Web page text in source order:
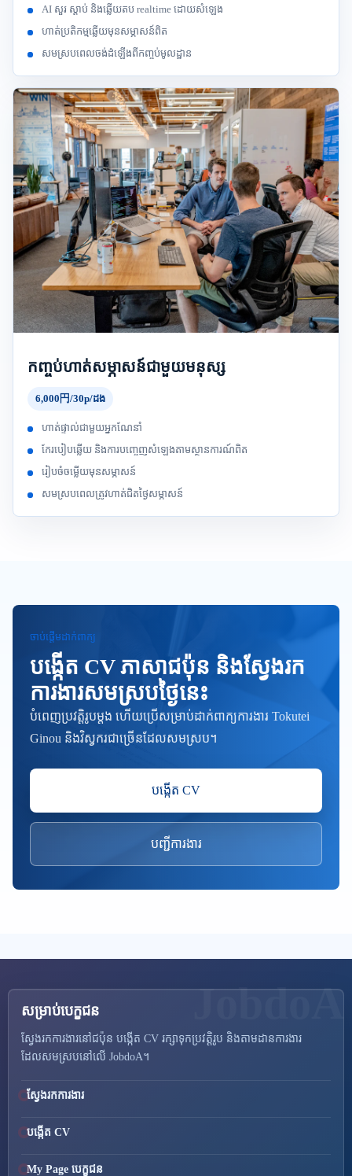
AI សួរ ស្តាប់ និងឆ្លើយតប realtime ដោយសំឡេង
ហាត់ប្រតិកម្មឆ្លើយមុនសម្ភាសន៍ពិត
សមស្របពេលចង់ដំឡើងពីកញ្ចប់មូលដ្ឋាន
កញ្ចប់ហាត់សម្ភាសន៍ជាមួយមនុស្ស
6,000円/30p/ដង
ហាត់ផ្ទាល់ជាមួយអ្នកណែនាំ
កែរបៀបឆ្លើយ និងការបញ្ចេញសំឡេងតាមស្ថានការណ៍ពិត
រៀបចំចម្លើយមុនសម្ភាសន៍
សមស្របពេលត្រូវហាត់ជិតថ្ងៃសម្ភាសន៍
ចាប់ផ្តើមដាក់ពាក្យ
បង្កើត CV ភាសាជប៉ុន និងស្វែងរក
ការងារសមស្របថ្ងៃនេះ
បំពេញប្រវត្តិរូបម្តង ហើយប្រើសម្រាប់ដាក់ពាក្យការងារ Tokutei
Ginou និងវិស្វករជាច្រើនដែលសមស្រប។
បង្កើត CV
បញ្ជីការងារ
សម្រាប់បេក្ខជន
ស្វែងរកការងារនៅជប៉ុន បង្កើត CV រក្សាទុកប្រវត្តិរូប និងតាមដានការងារ
ដែលសមស្របនៅលើ JobdoA។
ស្វែងរកការងារ
បង្កើត CV
My Page បេក្ខជន